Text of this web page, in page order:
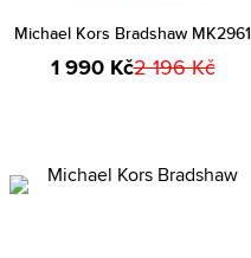
Michael Kors Bradshaw MK2961
1 990 Kč2 196 Kč